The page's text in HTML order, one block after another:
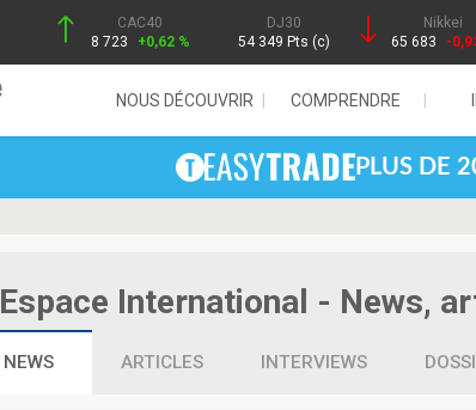
CAC40
8 723
+0,62 %
DJ30
54 349 Pts (c)
Nikkei
65 683
-
NOUS DÉCOUVRIR COMPRENDRE
PLUS DE
Espace International - News,
NEWS ARTICLES INTERVIEWS